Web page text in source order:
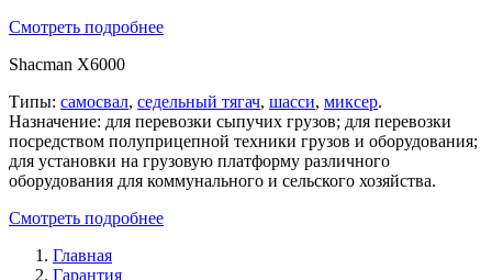
Смотреть подробнее
Shacman X6000
Типы: самосвал, седельный тягач, шасси, миксер.
Назначение: для перевозки сыпучих грузов; для перевозки
посредством полуприцепной техники грузов и оборудования;
для установки на грузовую платформу различного
оборудования для коммунального и сельского хозяйства.
Смотреть подробнее
Главная
Гарантия